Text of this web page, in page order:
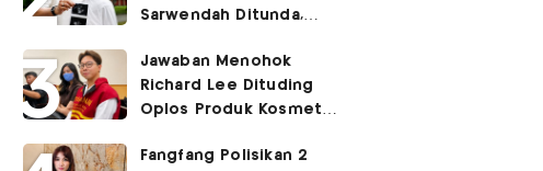
Sarwendah Ditunda,
Ketiga
Jawaban Menohok
Richard Lee Dituding
Oplos Produk Kosmetik
Fangfang Polisikan 2